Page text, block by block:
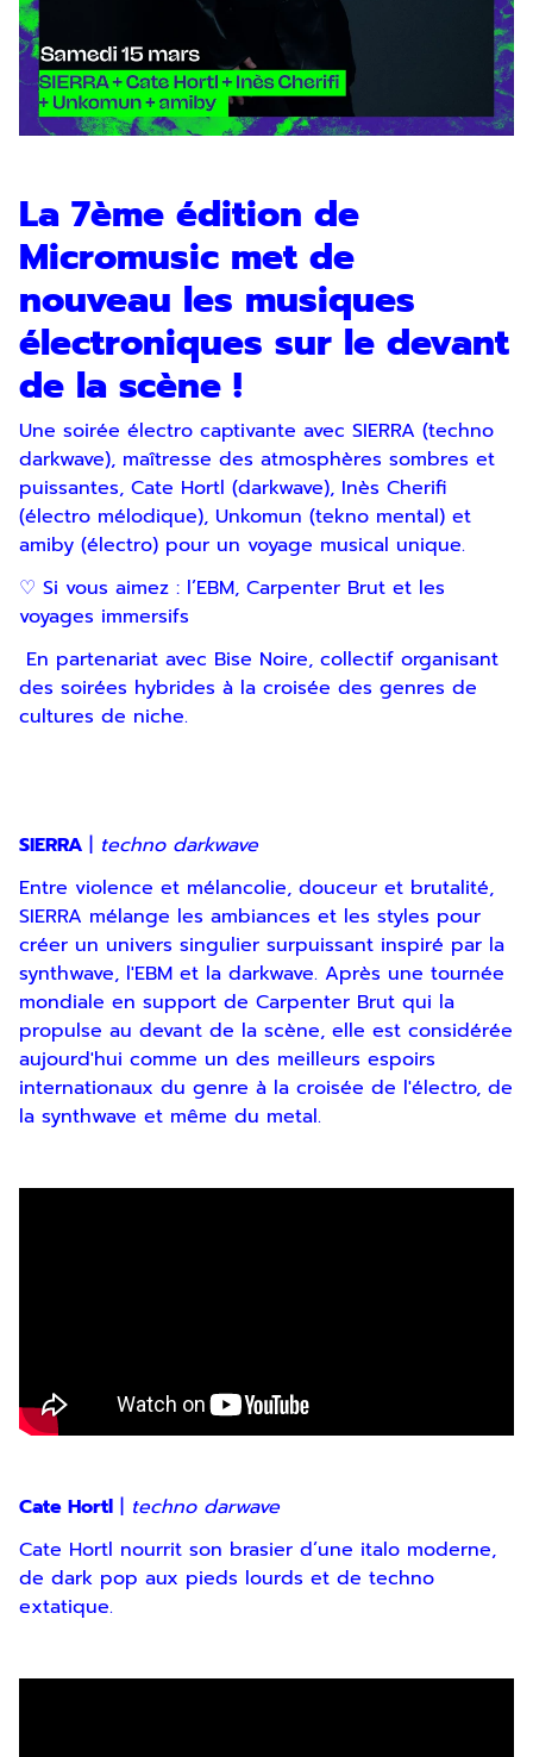
La 7ème édition de
Micromusic met de
nouveau les musiques
électroniques sur le devant
de la scène !
Une soirée électro captivante avec SIERRA (techno
darkwave), maîtresse des atmosphères sombres et
puissantes, Cate Hortl (darkwave), Inès Cherifi
(électro mélodique), Unkomun (tekno mental) et
amiby (électro) pour un voyage musical unique.
♡ Si vous aimez : l’EBM, Carpenter Brut et les
voyages immersifs
En partenariat avec Bise Noire, collectif organisant
des soirées hybrides à la croisée des genres de
cultures de niche.
SIERRA | techno darkwave
Entre violence et mélancolie, douceur et brutalité,
SIERRA mélange les ambiances et les styles pour
créer un univers singulier surpuissant inspiré par la
synthwave, l'EBM et la darkwave. Après une tournée
mondiale en support de Carpenter Brut qui la
propulse au devant de la scène, elle est considérée
aujourd'hui comme un des meilleurs espoirs
internationaux du genre à la croisée de l'électro, de
la synthwave et même du metal.
Cate Hortl | techno darwave
Cate Hortl nourrit son brasier d’une italo moderne,
de dark pop aux pieds lourds et de techno
extatique.